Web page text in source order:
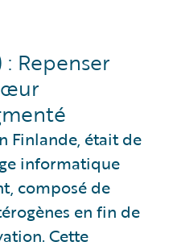
Repenser
Finlande, était de
informatique
composé de
en fin de
Cette